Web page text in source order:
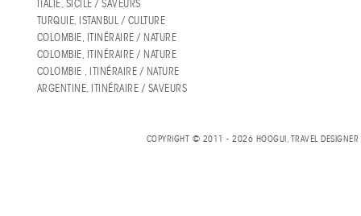
ITALIE, SICILE / SAVEURS
TURQUIE, ISTANBUL / CULTURE
COLOMBIE, ITINÉRAIRE / NATURE
COLOMBIE, ITINÉRAIRE / NATURE
COLOMBIE , ITINÉRAIRE / NATURE
ARGENTINE, ITINÉRAIRE / SAVEURS
COPYRIGHT © 2011 - 2026 HOOGUI, TRAVEL DESIGNER